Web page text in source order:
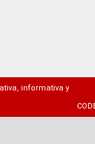
informativa y